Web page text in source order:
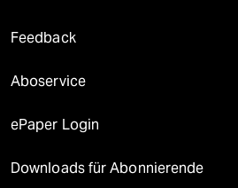
Feedback
Aboservice
ePaper Login
Downloads für Abonnierende